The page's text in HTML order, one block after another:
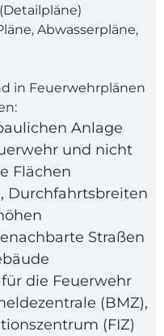
Abwasserpläne,
in Feuerwehrplänen
Anlage
und nicht
Flächen
Durchfahrtsbreiten
Straßen
die Feuerwehr
(BMZ),
(FIZ)